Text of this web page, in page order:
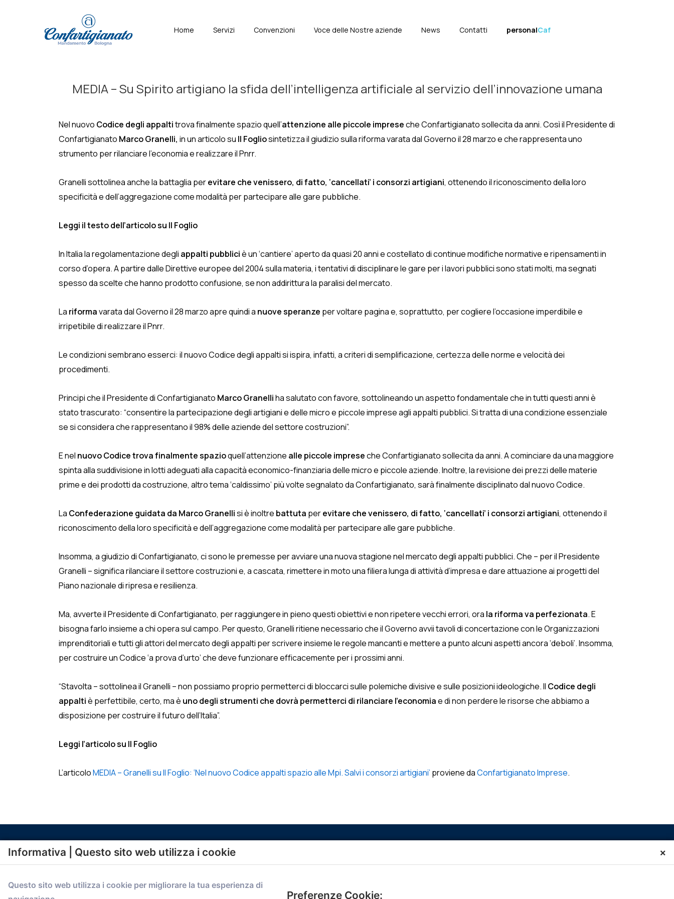
Menù
Home Servizi Convenzioni Voce delle Nostre aziende News Contatti personalCaf
MEDIA – Su Spirito artigiano la sfida dell’intelligenza artificiale al servizio dell’innovazione umana
Nel nuovo Codice degli appaltitrova finalmente spazio quell’attenzione alle piccole impreseche Confartigianato sollecita da anni. Così il Presidente di
Confartigianato Marco Granelli, in un articolo su Il Fogliosintetizza il giudizio sulla riforma varata dal Governo il 28 marzo e che rappresenta uno
strumento per rilanciare l’economia e realizzare il Pnrr.
Granelli sottolinea anche la battaglia perevitare che venissero, di fatto, ‘cancellati’ i consorzi artigiani, ottenendo il riconoscimento della loro
specificità e dell’aggregazione come modalità per partecipare alle gare pubbliche.
Leggi il testo dell’articolo su Il Foglio
In Italia la regolamentazione degli appalti pubbliciè un ‘cantiere’ aperto da quasi 20 anni e costellato di continue modifiche normative e ripensamenti in
corso d’opera. A partire dalle Direttive europee del 2004 sulla materia, i tentativi di disciplinare le gare per i lavori pubblici sono stati molti, ma segnati
spesso da scelte che hanno prodotto confusione, se non addirittura la paralisi del mercato.
La riformavarata dal Governo il 28 marzo apre quindi a nuove speranze per voltare pagina e, soprattutto, per cogliere l’occasione imperdibile e
irripetibile di realizzare il Pnrr.
Le condizioni sembrano esserci: il nuovo Codice degli appalti si ispira, infatti, a criteri di semplificazione, certezza delle norme e velocità dei
procedimenti.
Principi che il Presidente di Confartigianato Marco Granelliha salutato con favore, sottolineando un aspetto fondamentale che in tutti questi anni è
stato trascurato: “consentire la partecipazione degli artigiani e delle micro e piccole imprese agli appalti pubblici. Si tratta di una condizione essenziale
se si considera che rappresentano il 98% delle aziende del settore costruzioni”.
E nel nuovo Codice trova finalmente spazioquell’attenzione alle piccole impreseche Confartigianato sollecita da anni. A cominciare da una maggiore
spinta alla suddivisione in lotti adeguati alla capacità economico-finanziaria delle micro e piccole aziende. Inoltre, la revisione dei prezzi delle materie
prime e dei prodotti da costruzione, altro tema ‘caldissimo’ più volte segnalato da Confartigianato, sarà finalmente disciplinato dal nuovo Codice.
La Confederazione guidata da Marco Granellisi è inoltre battuta perevitare che venissero, di fatto, ‘cancellati’ i consorzi artigiani, ottenendo il
riconoscimento della loro specificità e dell’aggregazione come modalità per partecipare alle gare pubbliche.
Insomma, a giudizio di Confartigianato, ci sono le premesse per avviare una nuova stagione nel mercato degli appalti pubblici. Che – per il Presidente
Granelli – significa rilanciare il settore costruzioni e, a cascata, rimettere in moto una filiera lunga di attività d’impresa e dare attuazione ai progetti del
Piano nazionale di ripresa e resilienza.
Ma, avverte il Presidente di Confartigianato, per raggiungere in pieno questi obiettivi e non ripetere vecchi errori, ora la riforma va perfezionata. E
bisogna farlo insieme a chi opera sul campo. Per questo, Granelli ritiene necessario che il Governo avvii tavoli di concertazione con le Organizzazioni
imprenditoriali e tutti gli attori del mercato degli appalti per scrivere insieme le regole mancanti e mettere a punto alcuni aspetti ancora ‘deboli’. Insomma,
per costruire un Codice ‘a prova d’urto’ che deve funzionare efficacemente per i prossimi anni.
“Stavolta – sottolinea il Granelli – non possiamo proprio permetterci di bloccarci sulle polemiche divisive e sulle posizioni ideologiche. Il Codice degli
appaltiè perfettibile, certo, ma è uno degli strumenti che dovrà permetterci di rilanciare l’economiae di non perdere le risorse che abbiamo a
disposizione per costruire il futuro dell’Italia”.
Leggi l’articolo su Il Foglio
L’articoloMEDIA – Granelli su Il Foglio: ‘Nel nuovo Codice appalti spazio alle Mpi. Salvi i consorzi artigiani’ proviene daConfartigianato Imprese.
Menù
Home
Informativa | Questo sito web utilizza i cookie ×
Questo sito web utilizza i cookie per migliorare la tua esperienza di
Preferenze Cookie: